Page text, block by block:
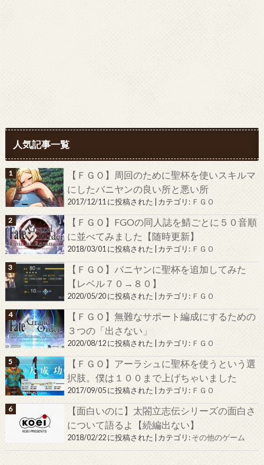
人気記事一覧
【ＦＧＯ】周回のために聖杯を使いスキルマ
にしたバニヤンの良い所と悪い所
2017/12/11 に投稿された カテゴリ: ＦＧＯ
【ＦＧＯ】FGOの同人誌を鯖ごとに５０音順
に並べてみました【随時更新】
2018/03/01 に投稿された カテゴリ: ＦＧＯ
【ＦＧＯ】バニヤンに聖杯を追加してみた
【レベル７０→８０】
2020/05/20 に投稿された カテゴリ: ＦＧＯ
【ＦＧＯ】無難なサポート編成にするための
３つの「出さない」
2020/08/12 に投稿された カテゴリ: ＦＧＯ
【ＦＧＯ】アーラシュに聖杯を使うという選
択肢。僕は１００まで上げちゃいました
2017/09/05 に投稿された カテゴリ: ＦＧＯ
【面白いのに】太閤立志伝シリーズの面白さ
について語るよ【続編出ない】
2018/02/22 に投稿された カテゴリ:その他のゲーム